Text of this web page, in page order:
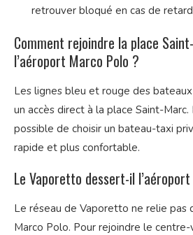
retrouver bloqué en cas de
Comment rejoindre la place
l’aéroport Marco Polo ?
Les lignes bleu et rouge des
un accès direct à la place Saint-
possible de choisir un bateau-taxi
rapide et plus confortable.
Le Vaporetto dessert-il
Le réseau de Vaporetto ne relie pas
Marco Polo. Pour rejoindre le